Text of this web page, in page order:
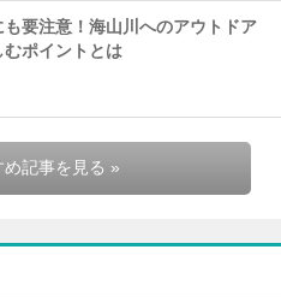
も要注意！海山川へのアウトドア
むポイントとは
め記事を見る »